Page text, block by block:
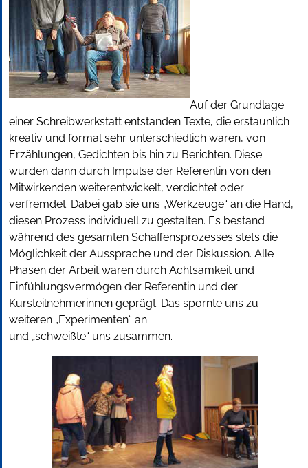
Auf der Grundlage
einer Schreibwerkstatt entstanden Texte, die erstaunlich
kreativ und formal sehr unterschiedlich waren, von
Erzählungen, Gedichten bis hin zu Berichten. Diese
wurden dann durch Impulse der Referentin von den
Mitwirkenden weiterentwickelt, verdichtet oder
verfremdet. Dabei gab sie uns „Werkzeuge“ an die Hand,
diesen Prozess individuell zu gestalten. Es bestand
während des gesamten Schaffensprozesses stets die
Möglichkeit der Aussprache und der Diskussion. Alle
Phasen der Arbeit waren durch Achtsamkeit und
Einfühlungsvermögen der Referentin und der
Kursteilnehmerinnen geprägt. Das spornte uns zu
weiteren „Experimenten“ an
und „schweißte“ uns zusammen.